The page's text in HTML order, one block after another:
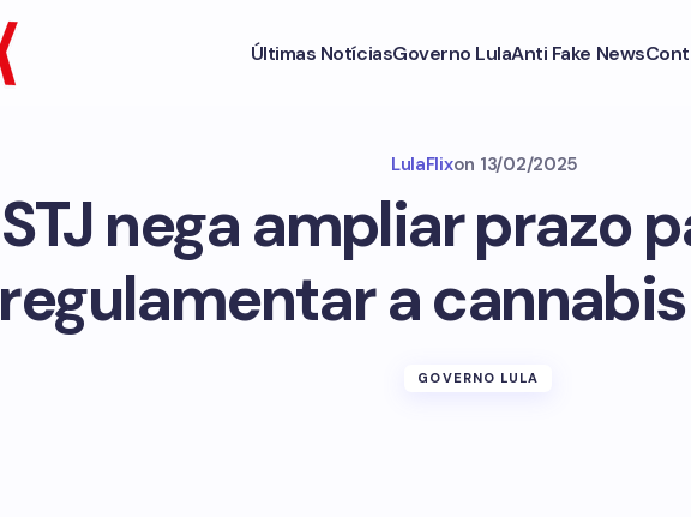
Últimas NotíciasGoverno LulaAnti Fake News
LulaFlixon 13/02/2025
STJ nega ampliar prazo
regulamentar a
GOVERNO LULA